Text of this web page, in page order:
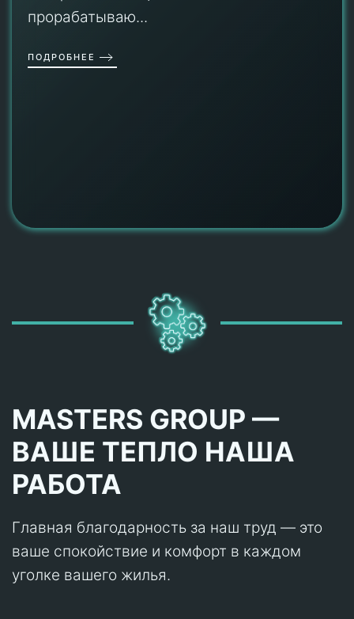
прорабатываю...
ПОДРОБНЕЕ
MASTERS GROUP —
ВАШЕ ТЕПЛО НАША
РАБОТА
Главная благодарность за наш труд — это
ваше спокойствие и комфорт в каждом
уголке вашего жилья.